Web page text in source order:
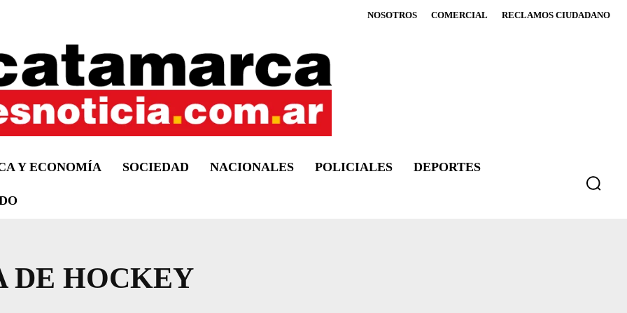
NOSOTROS COMERCIAL RECLAMOS CIUDADANO
Y ECONOMÍA SOCIEDAD NACIONALES POLICIALES DEPORTES
DE HOCKEY